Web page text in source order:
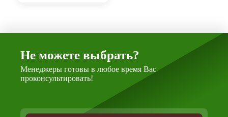
Не можете выбрать?
Менеджеры готовы в любое время Вас
проконсультировать!